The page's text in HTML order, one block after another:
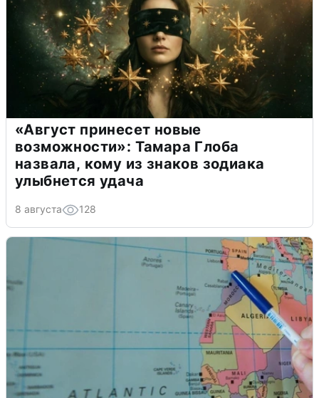
«Август принесет новые
возможности»: Тамара Глоба
назвала, кому из знаков зодиака
улыбнется удача
8 августа 128